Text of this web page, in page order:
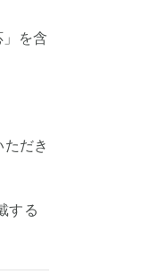
を含
だき
する